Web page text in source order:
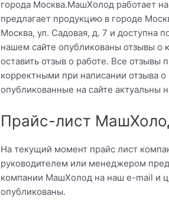
города Москва.МашХолод работает
предлагает продукцию в городе
Москва, ул. Садовая, д. 7 и
нашем сайте опубликованы отзывы
оставить отзыв о работе. Все
корректными при написании отзыва
опубликованные на сайте актуальны
Прайс-лист
На текущий момент прайс лист
руководителем или менеджером
компании МашХолод на наш e-mail и
опубликованы.